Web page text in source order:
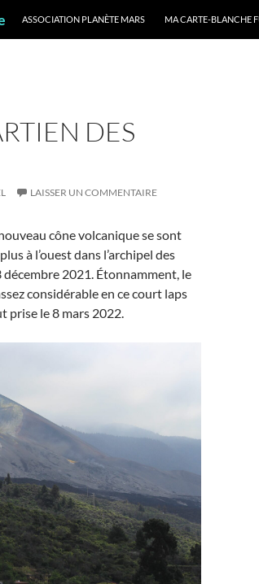
ASSOCIATION PLANÈTE MARS
MA CARTE-BLANCHE
DES
LAISSER UN COMMENTAIRE
cône volcanique se sont
à l’ouest dans l’archipel des
2021. Étonnamment, le
considérable en ce court laps
prise le 8 mars 2022.